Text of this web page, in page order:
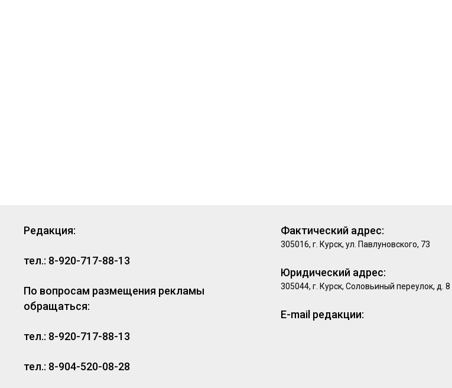
Редакция:
тел.: 8-920-717-88-13
По вопросам размещения рекламы
обращаться:
тел.: 8-920-717-88-13
тел.: 8-904-520-08-28
Фактический адрес:
305016, г. Курск, ул. Павлуновского, 73
Юридический адрес:
305044, г. Курск, Соловьиный переулок, д. 8
E-mail редакции: